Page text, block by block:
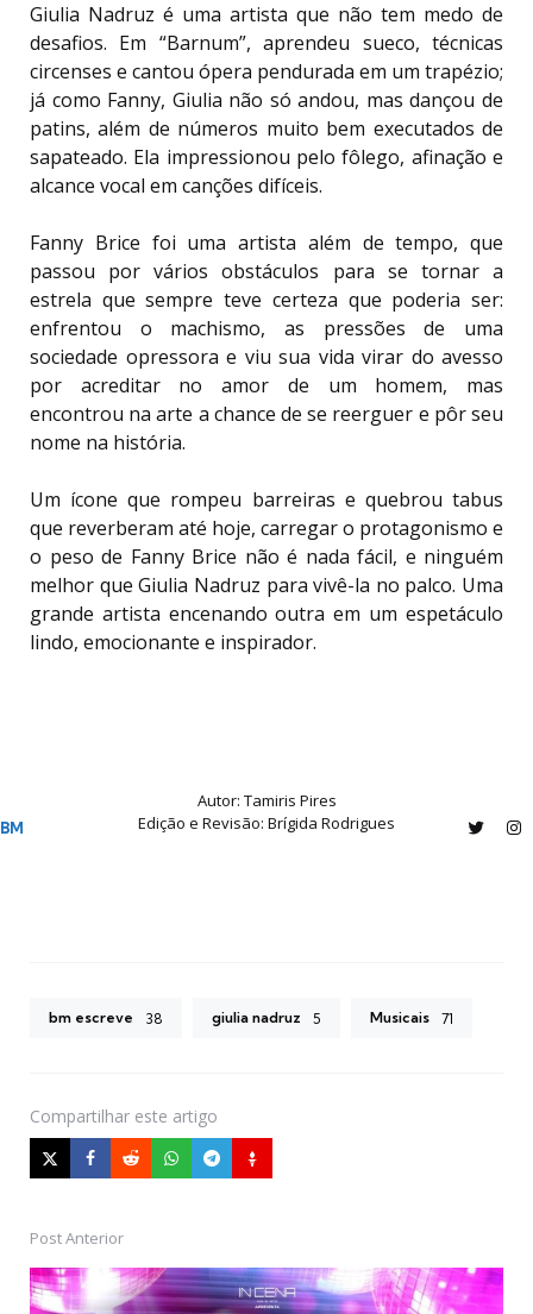
Giulia Nadruz é uma artista que não tem medo de
desafios. Em “Barnum”, aprendeu sueco, técnicas
circenses e cantou ópera pendurada em um trapézio;
já como Fanny, Giulia não só andou, mas dançou de
patins, além de números muito bem executados de
sapateado. Ela impressionou pelo fôlego, afinação e
alcance vocal em canções difíceis.
Fanny Brice foi uma artista além de tempo, que
passou por vários obstáculos para se tornar a
estrela que sempre teve certeza que poderia ser:
enfrentou o machismo, as pressões de uma
sociedade opressora e viu sua vida virar do avesso
por acreditar no amor de um homem, mas
encontrou na arte a chance de se reerguer e pôr seu
nome na história.
Um ícone que rompeu barreiras e quebrou tabus
que reverberam até hoje, carregar o protagonismo e
o peso de Fanny Brice não é nada fácil, e ninguém
melhor que Giulia Nadruz para vivê-la no palco. Uma
grande artista encenando outra em um espetáculo
lindo, emocionante e inspirador.
BM
Autor: Tamiris Pires
Edição e Revisão: Brígida Rodrigues
bm escreve 38 giulia nadruz 5 Musicais 71
Compartilhar este artigo
Post
navigation
Post Anterior